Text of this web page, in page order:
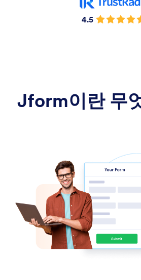
4.5
Jform이란 무